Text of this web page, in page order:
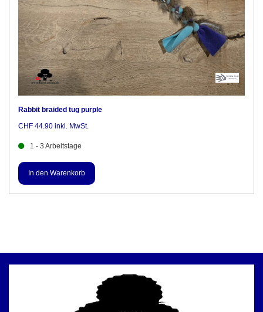
Rabbit braided tug purple
CHF 44.90 inkl. MwSt.
1 - 3 Arbeitstage